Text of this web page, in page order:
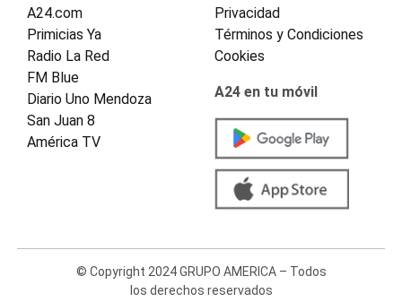
A24.com
Primicias Ya
Radio La Red
FM Blue
Diario Uno Mendoza
San Juan 8
América TV
Privacidad
Términos y Condiciones
Cookies
A24 en tu móvil
© Copyright 2024 GRUPO AMERICA – Todos
los derechos reservados